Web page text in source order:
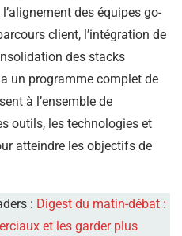
des équipes go-
client, l’intégration de
des stacks
un programme complet de
à l’ensemble de
outils, les technologies et
atteindre les objectifs de
: Digest du matin-débat :
et les garder plus